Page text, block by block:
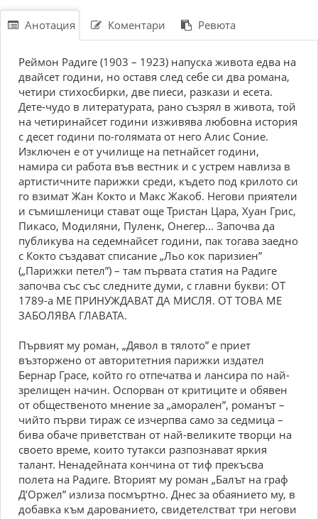
Анотация Коментари Ревюта
Реймон Радиге (1903 – 1923) напуска живота едва на
двайсет години, но оставя след себе си два романа,
четири стихосбирки, две пиеси, разкази и есета.
Дете-чудо в литературата, рано съзрял в живота, той
на четиринайсет години изживява любовна история
с десет години по-голямата от него Алис Соние.
Изключен е от училище на петнайсет години,
намира си работа във вестник и с устрем навлиза в
артистичните парижки среди, където под крилото си
го взимат Жан Кокто и Макс Жакоб. Негови приятели
и съмишленици стават още Тристан Цара, Хуан Грис,
Пикасо, Модиляни, Пуленк, Oнегер... Започва да
публикува на седемнайсет години, пак тогава заедно
с Кокто създават списание „Льо кок паризиен”
(„Парижки петел”) – там първата статия на Радиге
започва със със следните думи, с главни букви: ОТ
1789-а МЕ ПРИНУЖДАВАТ ДА МИСЛЯ. ОТ ТОВА МЕ
ЗАБОЛЯВА ГЛАВАТА.
Първият му роман, „Дявол в тялото” е приет
възторжено от авторитетния парижки издател
Бернар Грасе, който го отпечатва и лансира по най-
зрелищен начин. Оспорван от критиците и обявен
от общественото мнение за „аморален”, романът –
чийто първи тираж се изчерпва само за седмица –
бива обаче приветстван от най-великите творци на
своето време, които тутакси разпознават яркия
талант. Ненадейната кончина от тиф прекъсва
полета на Радиге. Вторият му роман „Балът на граф
Д’Оржел” излиза посмъртно. Днес за обаянието му, в
добавка към дарованието, свидетелстват три негови